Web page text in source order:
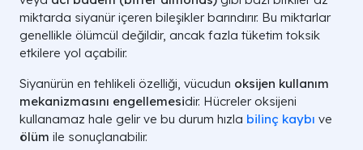
miktarda siyanür içeren bileşikler barındırır. Bu miktarlar
genellikle ölümcül değildir, ancak fazla tüketim toksik
etkilere yol açabilir.
Siyanürün en tehlikeli özelliği, vücudun oksijen kullanım
mekanizmasını engellemesidir. Hücreler oksijeni
kullanamaz hale gelir ve bu durum hızla bilinç kaybı ve
ölüm ile sonuçlanabilir.